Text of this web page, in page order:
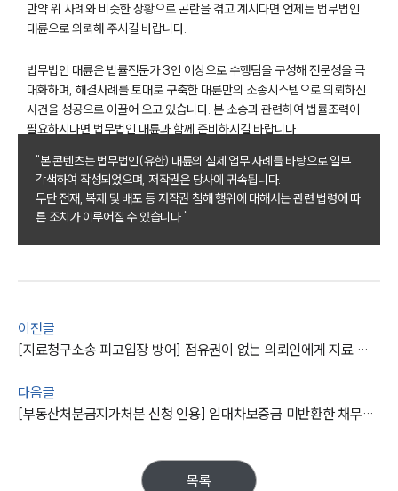
뉴스레터/브로슈어
세미나
대륜법률상담예약
대륜법률상담예약
만약 위 사례와 비슷한 상황으로 곤란을 겪고 계시다면 언제든 법무법인
대륜으로 의뢰해 주시길 바랍니다.
법무법인 대륜은 법률전문가 3인 이상으로 수행팀을 구성해 전문성을 극
대화하며, 해결사례를 토대로 구축한 대륜만의 소송시스템으로 의뢰하신
사건을 성공으로 이끌어 오고 있습니다. 본 소송과 관련하여 법률조력이
필요하시다면 법무법인 대륜과 함께 준비하시길 바랍니다.
"본 콘텐츠는 법무법인(유한) 대륜의 실제 업무 사례를 바탕으로 일부
각색하여 작성되었으며, 저작권은 당사에 귀속됩니다.
무단 전재, 복제 및 배포 등 저작권 침해 행위에 대해서는 관련 법령에 따
른 조치가 이루어질 수 있습니다."
이전글
[지료청구소송 피고입장 방어] 점유권이 없는 의뢰인에게 지료 요구하는 원고의 청구를 기각시킴
다음글
[부동산처분금지가처분 신청 인용] 임대차보증금 미반환한 채무자에 대해 부동산처분금지가처분 결정
목록